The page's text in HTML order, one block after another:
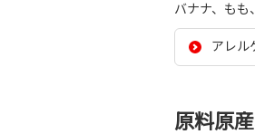
バナナ、もも
アレル
原料原